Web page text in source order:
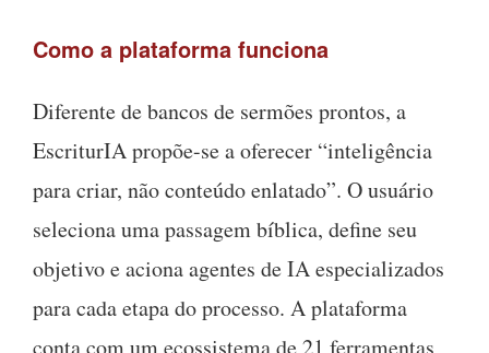
Como a plataforma funciona
Diferente de bancos de sermões prontos, a
EscriturIA propõe-se a oferecer “inteligência
para criar, não conteúdo enlatado”. O usuário
seleciona uma passagem bíblica, define seu
objetivo e aciona agentes de IA especializados
para cada etapa do processo. A plataforma
conta com um ecossistema de 21 ferramentas